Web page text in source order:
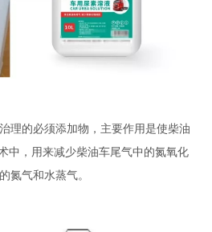
理的必须添加物，主要作用是使柴油
中，用来减少柴油车尾气中的氮氧化
氮气和水蒸气。